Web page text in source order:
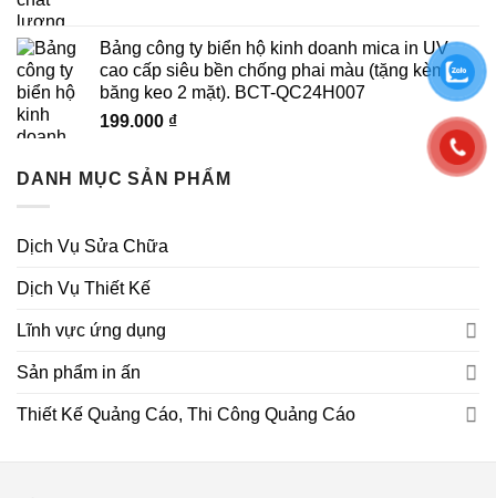
Bảng công ty biển hộ kinh doanh mica in UV
cao cấp siêu bền chống phai màu (tặng kèm
băng keo 2 mặt). BCT-QC24H007
199.000 ₫
DANH MỤC SẢN PHẨM
Dịch Vụ Sửa Chữa
Dịch Vụ Thiết Kế
Lĩnh vực ứng dụng
Sản phẩm in ấn
Thiết Kế Quảng Cáo, Thi Công Quảng Cáo